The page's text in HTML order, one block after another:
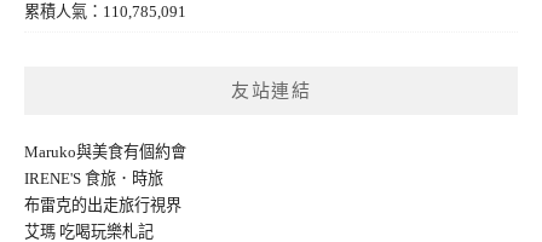
累積人氣：110,785,091
友站連結
Maruko與美食有個約會
IRENE'S 食旅．時旅
布雷克的出走旅行視界
艾瑪 吃喝玩樂札記